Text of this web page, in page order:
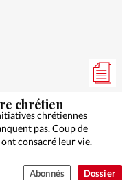
Dossier
chrétien
chrétiennes
pas. Coup de
consacré leur vie.
Abonnés